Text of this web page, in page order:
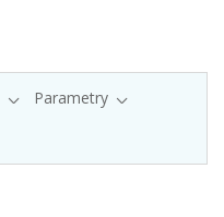
Parametry